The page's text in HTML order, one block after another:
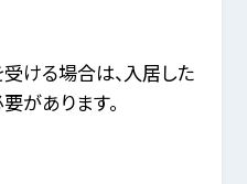
ける場合は、入居した
があります。